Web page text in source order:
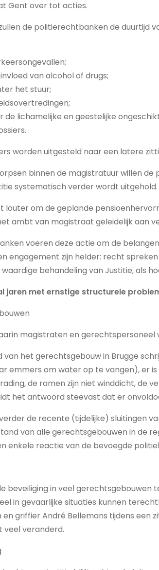
Gent over tot acties.
de politierechtbanken de duurtijd
van alcohol of drugs;
het stuur;
de lichamelijke en geestelijke
worden uitgesteld naar een latere
binnen de magistratuur willen
systematisch verder wordt uitgehold.
louter om de geplande
ambt van magistraat geleidelijk aan
voeren deze actie om de
engagement zijn helder: recht
behandeling van Justitie, als
jaren met ernstige structurele
magistraten en gerechtspersoneel
van het gerechtsgebouw in Brugge
emmers om water op te vangen), er
de ramen zijn niet winddicht, de
het antwoord steevast dat er
de recente (tijdelijke) sluitingen
van alle gerechtsgebouwen in de
enkele reactie van de bevoegde
beveiliging in veel
in gevaarlijke situaties kunnen
en griffier André Bellemans tijdens
veel veranderd.